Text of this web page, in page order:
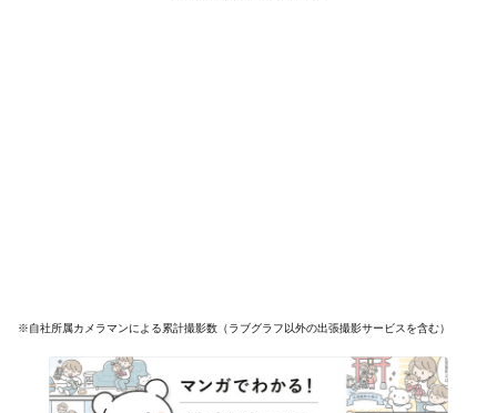
※自社所属カメラマンによる累計撮影数（ラブグラフ以外の出張撮影サービスを含む）